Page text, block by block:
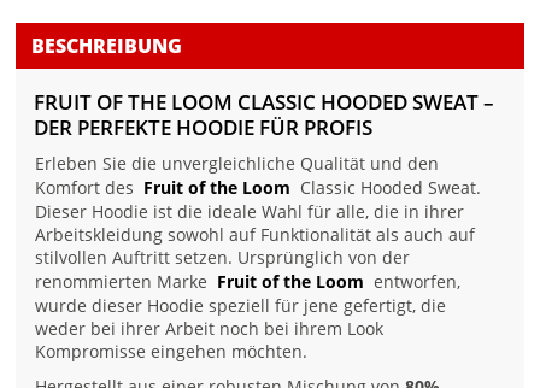
BESCHREIBUNG
FRUIT OF THE LOOM CLASSIC HOODED SWEAT –
DER PERFEKTE HOODIE FÜR PROFIS
Erleben Sie die unvergleichliche Qualität und den
Komfort des Fruit of the Loom Classic Hooded Sweat.
Dieser Hoodie ist die ideale Wahl für alle, die in ihrer
Arbeitskleidung sowohl auf Funktionalität als auch auf
stilvollen Auftritt setzen. Ursprünglich von der
renommierten Marke Fruit of the Loom entworfen,
wurde dieser Hoodie speziell für jene gefertigt, die
weder bei ihrer Arbeit noch bei ihrem Look
Kompromisse eingehen möchten.